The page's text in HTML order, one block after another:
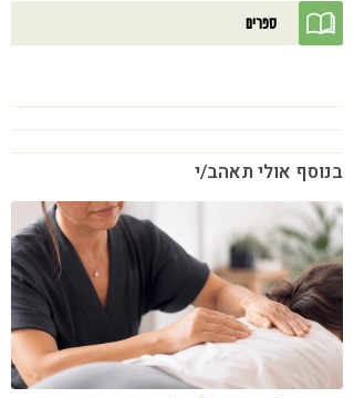
ספרים
בנוסף אולי תאהב/י